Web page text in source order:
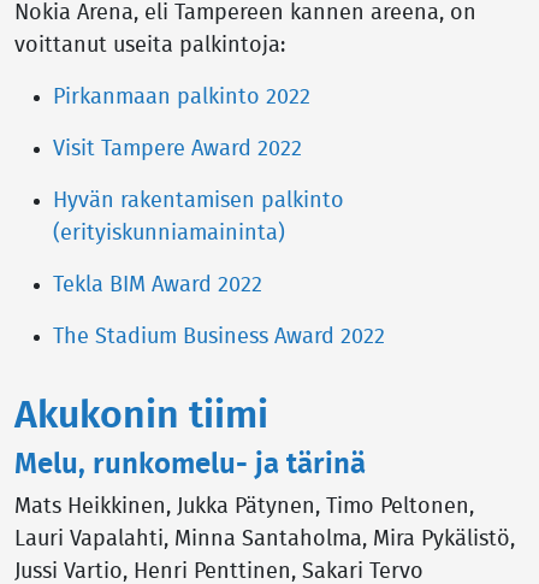
Nokia Arena, eli Tampereen kannen areena, on
voittanut useita palkintoja:
Pirkanmaan palkinto 2022
Visit Tampere Award 2022
Hyvän rakentamisen palkinto
(erityiskunniamaininta)
Tekla BIM Award 2022
The Stadium Business Award 2022
Akukonin tiimi
Melu, runkomelu- ja tärinä
Mats Heikkinen, Jukka Pätynen, Timo Peltonen,
Lauri Vapalahti, Minna Santaholma, Mira Pykälistö,
Jussi Vartio, Henri Penttinen, Sakari Tervo